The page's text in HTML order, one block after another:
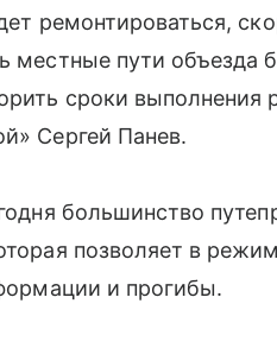
ремонтироваться,
пути объезда
сроки выполнения
Сергей Панев.
большинство
позволяет в
и прогибы.